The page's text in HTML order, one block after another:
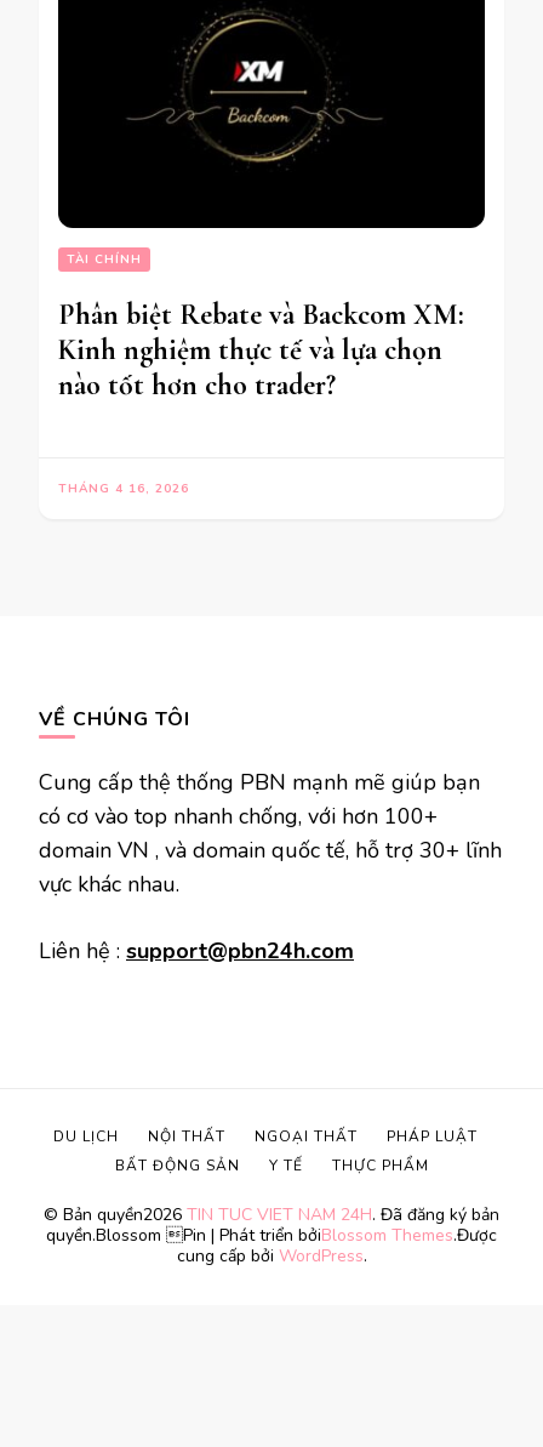
TÀI CHÍNH
Phân biệt Rebate và Backcom XM:
Kinh nghiệm thực tế và lựa chọn
nào tốt hơn cho trader?
THÁNG 4 16, 2026
VỀ CHÚNG TÔI
Cung cấp thệ thống PBN mạnh mẽ giúp bạn
có cơ vào top nhanh chống, với hơn 100+
domain VN , và domain quốc tế, hỗ trợ 30+ lĩnh
vực khác nhau.
Liên hệ : support@pbn24h.com
© Bản quyền2026 TIN TUC VIET NAM 24H. Đã đăng ký bản
quyền.Blossom Pin | Phát triển bởiBlossom Themes.Được
cung cấp bởi WordPress.
DU LỊCH NỘI THẤT NGOẠI THẤT
PHÁP LUẬT
BẤT ĐỘNG SẢN
Y TẾ THỰC PHẨM